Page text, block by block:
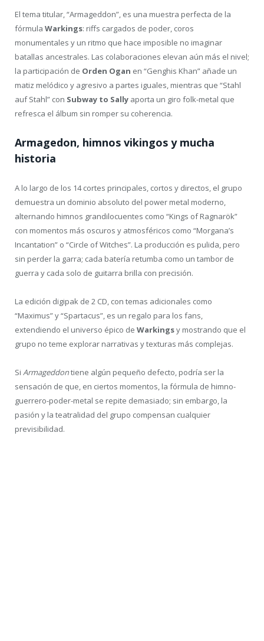
El tema titular, “Armageddon”, es una muestra perfecta de la
fórmula Warkings: riffs cargados de poder, coros
monumentales y un ritmo que hace imposible no imaginar
batallas ancestrales. Las colaboraciones elevan aún más el nivel;
la participación de Orden Ogan en “Genghis Khan” añade un
matiz melódico y agresivo a partes iguales, mientras que “Stahl
auf Stahl” con Subway to Sally aporta un giro folk-metal que
refresca el álbum sin romper su coherencia.
Armagedon, himnos vikingos y mucha
historia
A lo largo de los 14 cortes principales, cortos y directos, el grupo
demuestra un dominio absoluto del power metal moderno,
alternando himnos grandilocuentes como “Kings of Ragnarök”
con momentos más oscuros y atmosféricos como “Morgana’s
Incantation” o “Circle of Witches”. La producción es pulida, pero
sin perder la garra; cada batería retumba como un tambor de
guerra y cada solo de guitarra brilla con precisión.
La edición digipak de 2 CD, con temas adicionales como
“Maximus” y “Spartacus”, es un regalo para los fans,
extendiendo el universo épico de Warkingsy mostrando que el
grupo no teme explorar narrativas y texturas más complejas.
Si Armageddontiene algún pequeño defecto, podría ser la
sensación de que, en ciertos momentos, la fórmula de himno-
guerrero-poder-metal se repite demasiado; sin embargo, la
pasión y la teatralidad del grupo compensan cualquier
previsibilidad.